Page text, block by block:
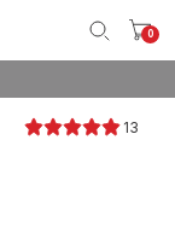
0
13